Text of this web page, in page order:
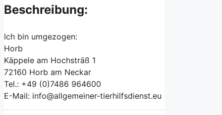
Beschreibung:
Ich bin umgezogen:
Horb
Käppele am Hochsträß 1
72160 Horb am Neckar
Tel.: +49 (0)7486 964600
E-Mail: info@allgemeiner-tierhilfsdienst.eu